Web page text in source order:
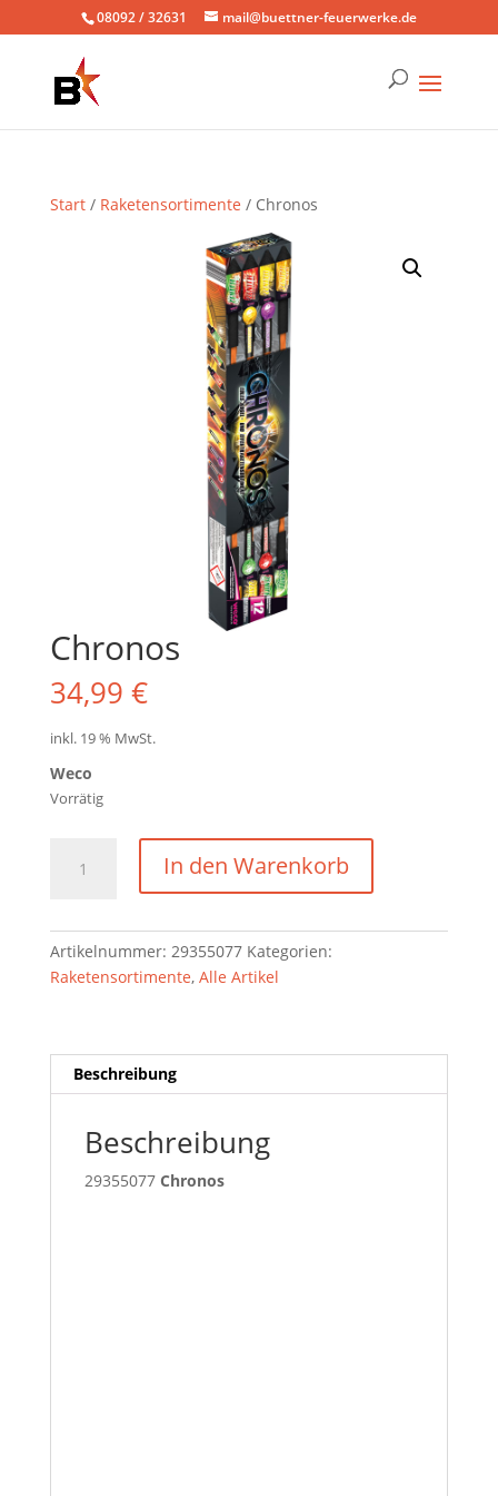
08092 / 32631 mail@buettner-feuerwerke.de
Start/ Raketensortimente / Chronos
Chronos
34,99 €
inkl. 19 % MwSt.
Weco
Vorrätig
Menge
In den Warenkorb
Artikelnummer: 29355077 Kategorien:
Raketensortimente, Alle Artikel
Beschreibung
Beschreibung
29355077Chronos